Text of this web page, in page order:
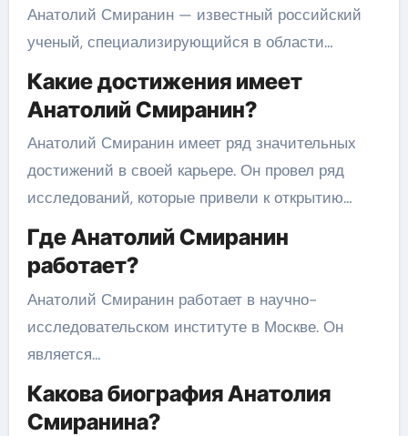
Анатолий Смиранин — известный российский
ученый, специализирующийся в области…
Какие достижения имеет
Анатолий Смиранин?
Анатолий Смиранин имеет ряд значительных
достижений в своей карьере. Он провел ряд
исследований, которые привели к открытию…
Где Анатолий Смиранин
работает?
Анатолий Смиранин работает в научно-
исследовательском институте в Москве. Он
является…
Какова биография Анатолия
Смиранина?